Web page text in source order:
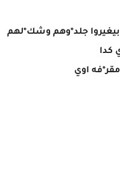
جلد*وهم وشك*لهم
كدا
اوي